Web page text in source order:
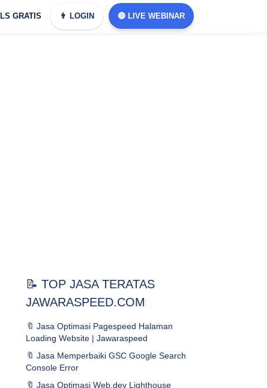
🔴 LIVE WEBINAR
GRATIS 👨 LOGIN
📝 TOP JASA TERATAS
JAWARASPEED.COM
🔖 Jasa Optimasi Pagespeed Halaman
Loading Website | Jawaraspeed
🔖 Jasa Memperbaiki GSC Google Search
Console Error
🔖 Jasa Optimasi Web.dev Lighthouse